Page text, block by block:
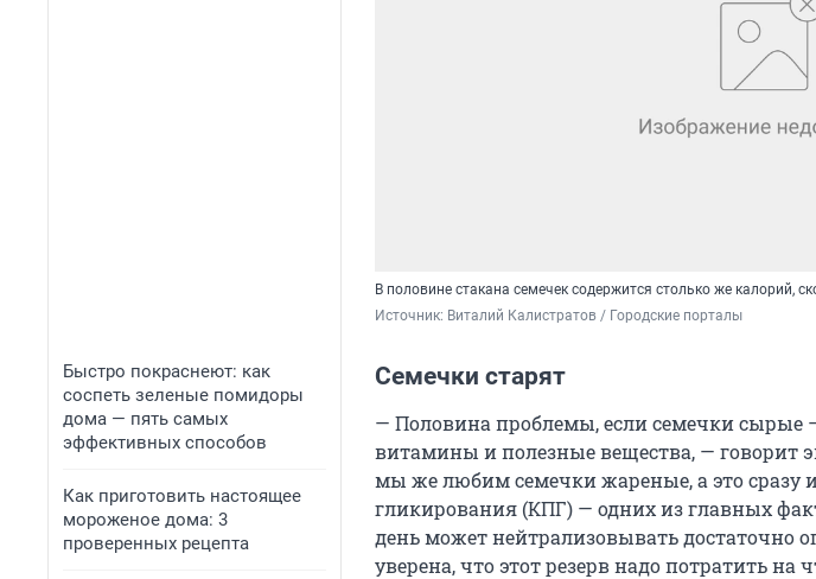
Быстро покраснеют: как
соспеть зеленые помидоры
дома — пять самых
эффективных способов
Как приготовить настоящее
мороженое дома: 3
проверенных рецепта
В половине стакана семечек содержится столько же калорий,
Источник: Виталий Калистратов / Городские порталы
Семечки старят
— Половина проблемы, если семечки сырые
витамины и полезные вещества, — говорит
мы же любим семечки жареные, а это сразу
гликирования (КПГ) — одних из главных
день может нейтрализовывать достаточно
уверена, что этот резерв надо потратить